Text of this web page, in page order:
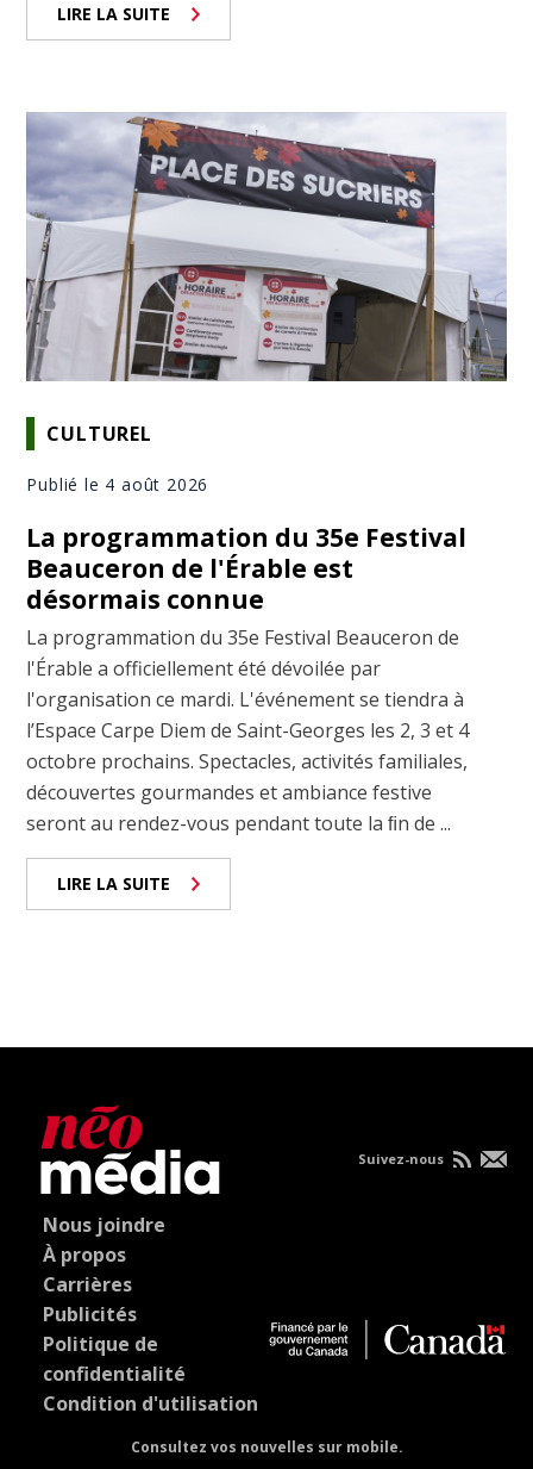
LIRE LA SUITE
CULTUREL
Publié le 4 août 2026
La programmation du 35e Festival
Beauceron de l'Érable est
désormais connue
La programmation du 35e Festival Beauceron de
l'Érable a officiellement été dévoilée par
l'organisation ce mardi. L'événement se tiendra à
l’Espace Carpe Diem de Saint-Georges les 2, 3 et 4
octobre prochains. Spectacles, activités familiales,
découvertes gourmandes et ambiance festive
seront au rendez-vous pendant toute la ﬁn de ...
LIRE LA SUITE
Nous joindre
À propos
Carrières
Publicités
Politique de
confidentialité
Condition d'utilisation
Consultez vos nouvelles sur mobile.
Suivez-nous